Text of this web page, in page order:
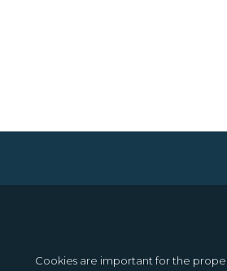
Cookies are important for the